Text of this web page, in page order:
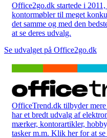
Office2go.dk startede i
kontormøbler til meget
det samme og med den
at se deres udvalg.
Se udvalget på Office2go.dk
OfficeTrend.dk tilbyder
har et bredt udvalg af
mærker, kontorartikler,
tasker m.m. Klik her for at se